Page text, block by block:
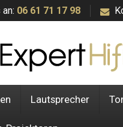
06 61 71 17 98
Lautsprecher